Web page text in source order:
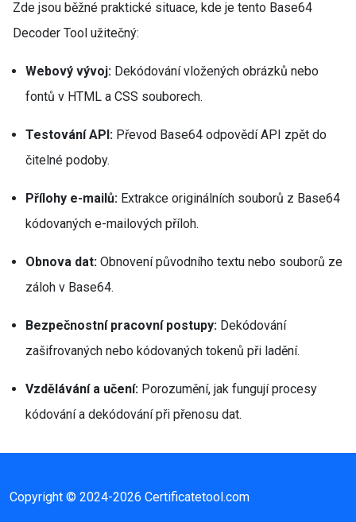
Zde jsou běžné praktické situace, kde je tento Base64
Decoder Tool užitečný:
Webový vývoj: Dekódování vložených obrázků nebo
fontů v HTML a CSS souborech.
Testování API: Převod Base64 odpovědí API zpět do
čitelné podoby.
Přílohy e-mailů: Extrakce originálních souborů z Base64
kódovaných e-mailových příloh.
Obnova dat: Obnovení původního textu nebo souborů ze
záloh v Base64.
Bezpečnostní pracovní postupy: Dekódování
zašifrovaných nebo kódovaných tokenů při ladění.
Vzdělávání a učení: Porozumění, jak fungují procesy
kódování a dekódování při přenosu dat.
Copyright © 2024-2026 Certificatetool.com